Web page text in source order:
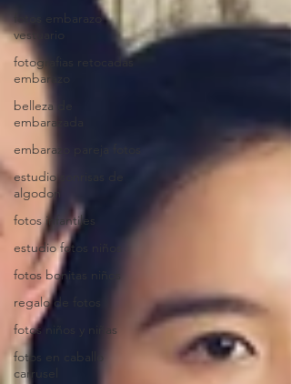
fotos embarazo
vestuario
fotografias retocadas
embarazo
belleza de
embarazada
embarazo pareja fotos
estudio sonrisas de
algodon
fotos infantiles
estudio fotos niños
fotos bonitas niños
regalo de fotos
fotos niños y niñas
fotos en caballo
carrusel